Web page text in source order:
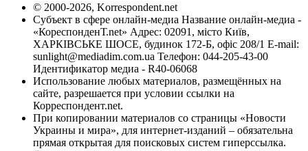
© 2000-2026, Korrespondent.net
Субъект в сфере онлайн-медиа Название онлайн-медиа -
«КореспонденТ.net» Адрес: 02091, місто Київ,
ХАРКІВСЬКЕ ШОСЕ, будинок 172-Б, офіс 208/1 E-mail:
sunlight@mediadim.com.ua Телефон: 044-205-43-00
Идентификатор медиа - R40-06068
Использование любых материалов, размещённых на
сайте, разрешается при условии ссылки на
Корреспондент.net.
При копировании материалов со страницы «Новости
Украины и мира», для интернет-изданий – обязательна
прямая открытая для поисковых систем гиперссылка.